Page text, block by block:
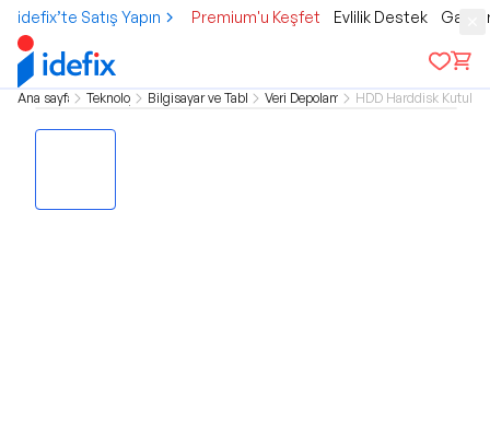
idefix’te Satış Yapın Premium'u Keşfet Evlilik Destek
Ana sayfa Teknoloji Bilgisayar ve Tablet Veri Depolama HDD Harddisk Kutuları